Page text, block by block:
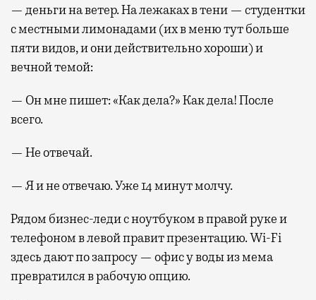
— деньги на ветер. На лежаках в тени — студентки
с местными лимонадами (их в меню тут больше
пяти видов, и они действительно хороши) и
вечной темой:
— Он мне пишет: «Как дела?» Как дела! После
всего.
— Не отвечай.
— Я и не отвечаю. Уже 14 минут молчу.
Рядом бизнес-леди с ноутбуком в правой руке и
телефоном в левой правит презентацию. Wi-Fi
здесь дают по запросу — офис у воды из мема
превратился в рабочую опцию.